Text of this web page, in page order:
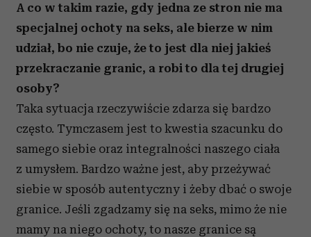
A co w takim razie, gdy jedna ze stron nie ma
specjalnej ochoty na seks, ale bierze w nim
udział, bo nie czuje, że to jest dla niej jakieś
przekraczanie granic, a robi to dla tej drugiej
osoby?
Taka sytuacja rzeczywiście zdarza się bardzo
często. Tymczasem jest to kwestia szacunku do
samego siebie oraz integralności naszego ciała
z umysłem. Bardzo ważne jest, aby przeżywać
siebie w sposób autentyczny i żeby dbać o swoje
granice. Jeśli zgadzamy się na seks, mimo że nie
mamy na niego ochoty, to nasze granice są